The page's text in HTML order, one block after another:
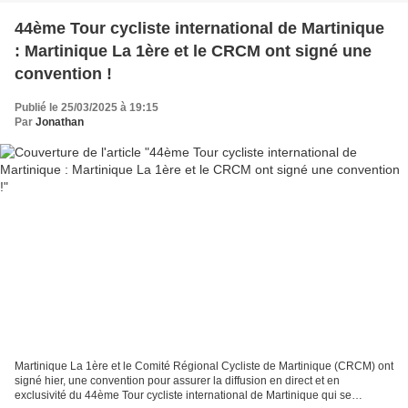
44ème Tour cycliste international de Martinique
: Martinique La 1ère et le CRCM ont signé une
convention !
Publié le 25/03/2025 à 19:15
Par Jonathan
Martinique La 1ère et le Comité Régional Cycliste de Martinique (CRCM) ont
signé hier, une convention pour assurer la diffusion en direct et en
exclusivité du 44ème Tour cycliste international de Martinique qui se